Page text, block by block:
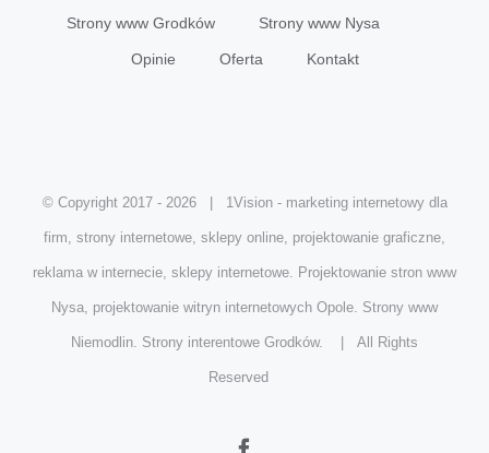
Strony www Grodków Strony www Nysa
Opinie Oferta Kontakt
© Copyright 2017 - 2026 | 1Vision - marketing internetowy dla
firm, strony internetowe, sklepy online, projektowanie graficzne,
reklama w internecie, sklepy internetowe. Projektowanie stron www
Nysa, projektowanie witryn internetowych Opole. Strony www
Niemodlin. Strony interentowe Grodków. | All Rights
Reserved